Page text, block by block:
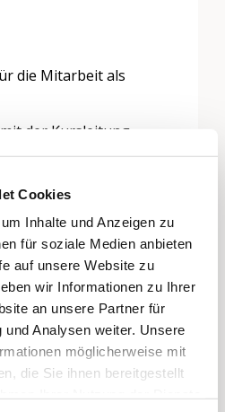
Cookies
Inhalte und Anzeigen zu
für soziale Medien anbieten
auf unsere Website zu
wir Informationen zu Ihrer
an unsere Partner für
Analysen weiter. Unsere
möglicherweise mit
die Sie ihnen bereitgestellt
die Mitarbeit als
der Kursleitung
aus dem
Übergriffe)
So)
Treffen